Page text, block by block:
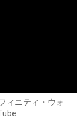
ィニティ・ウォ